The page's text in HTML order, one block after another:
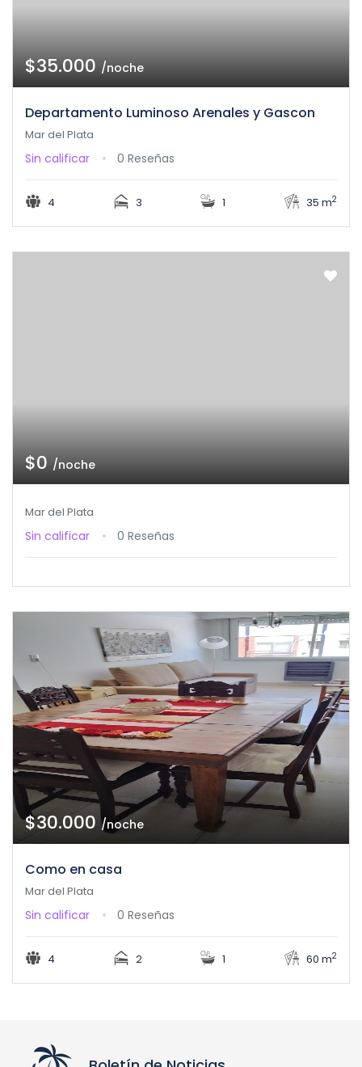
$35.000/noche
Departamento Luminoso Arenales y Gascon
Mar del Plata
Sin calificar 0 Reseñas
4 3 1 35 m2
$0/noche
Mar del Plata
Sin calificar 0 Reseñas
$30.000/noche
Como en casa
Mar del Plata
Sin calificar 0 Reseñas
4 2 1 60 m2